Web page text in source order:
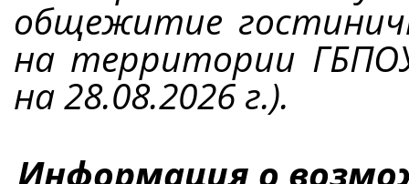
общежитие
на территории
на 28.08.2026 г.).
Информация о